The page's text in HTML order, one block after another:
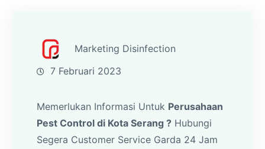
Marketing Disinfection
7 Februari 2023
Memerlukan Informasi Untuk Perusahaan
Pest Control di Kota Serang ? Hubungi
Segera Customer Service Garda 24 Jam